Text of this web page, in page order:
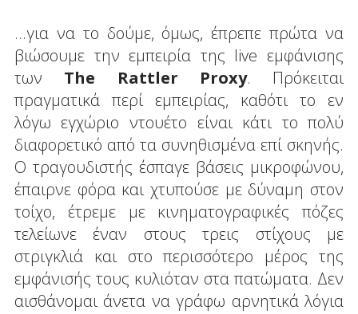
...για να το δούμε, όμως, έπρεπε πρώτα να
βιώσουμε την εμπειρία της live εμφάνισης
των The Rattler Proxy. Πρόκειται
πραγματικά περί εμπειρίας, καθότι το εν
λόγω εγχώριο ντουέτο είναι κάτι το πολύ
διαφορετικό από τα συνηθισμένα επί σκηνής.
Ο τραγουδιστής έσπαγε βάσεις μικροφώνου,
έπαιρνε φόρα και χτυπούσε με δύναμη στον
τοίχο, έτρεμε με κινηματογραφικές πόζες
τελείωνε έναν στους τρεις στίχους με
στριγκλιά και στο περισσότερο μέρος της
εμφάνισής τους κυλιόταν στα πατώματα. Δεν
αισθάνομαι άνετα να γράφω αρνητικά λόγια